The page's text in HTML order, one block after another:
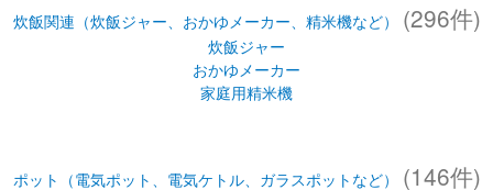
炊飯関連（炊飯ジャー、おかゆメーカー、精米機など） (296件)
炊飯ジャー
おかゆメーカー
家庭用精米機
ポット（電気ポット、電気ケトル、ガラスポットなど） (146件)